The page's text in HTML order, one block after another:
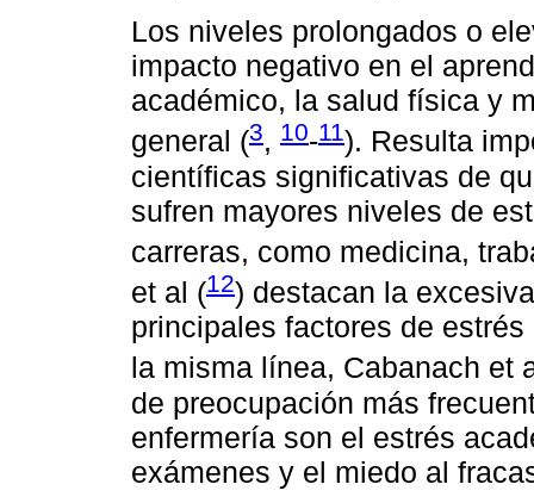
Los niveles prolongados o
impacto negativo en el
académico, la salud física y
general (3, 10-11). Resulta
científicas significativas de
sufren mayores niveles de
carreras, como medicina,
et al (12) destacan la
principales factores de
la misma línea, Cabanach et
de preocupación más
enfermería son el estrés
exámenes y el miedo al